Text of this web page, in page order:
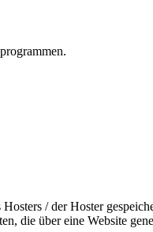
/ der Hoster
die über eine Website